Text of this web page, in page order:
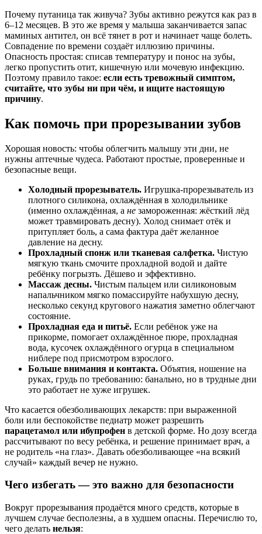
Почему путаница так живуча? Зубы активно режутся как раз в
6–12 месяцев. В это же время у малыша заканчивается запас
маминых антител, он всё тянет в рот и начинает чаще болеть.
Совпадение по времени создаёт иллюзию причины.
Опасность простая: списав температуру и понос на зубы,
легко пропустить отит, кишечную или мочевую инфекцию.
Поэтому правило такое: если есть тревожный симптом,
считайте, что зубы ни при чём, и ищите настоящую
причину.
Как помочь при прорезывании зубов
Хорошая новость: чтобы облегчить малышу эти дни, не
нужны аптечные чудеса. Работают простые, проверенные и
безопасные вещи.
Холодный прорезыватель. Игрушка-прорезыватель из
плотного силикона, охлаждённая в холодильнике
(именно охлаждённая, а не замороженная: жёсткий лёд
может травмировать десну). Холод снимает отёк и
притупляет боль, а сама фактура даёт желанное
давление на десну.
Прохладный спонж или тканевая салфетка. Чистую
мягкую ткань смочите прохладной водой и дайте
ребёнку погрызть. Дёшево и эффективно.
Массаж десны. Чистым пальцем или силиконовым
напальчником мягко помассируйте набухшую десну,
несколько секунд кругового нажатия заметно облегчают
состояние.
Прохладная еда и питьё. Если ребёнок уже на
прикорме, помогает охлаждённое пюре, прохладная
вода, кусочек охлаждённого огурца в специальном
ниблере под присмотром взрослого.
Больше внимания и контакта. Объятия, ношение на
руках, грудь по требованию: банально, но в трудные дни
это работает не хуже игрушек.
Что касается обезболивающих лекарств: при выраженной
боли или беспокойстве педиатр может разрешить
парацетамол или ибупрофен в детской форме. Но дозу всегда
рассчитывают по весу ребёнка, и решение принимает врач, а
не родитель «на глаз». Давать обезболивающее «на всякий
случай» каждый вечер не нужно.
Чего избегать — это важно для безопасности
Вокруг прорезывания продаётся много средств, которые в
лучшем случае бесполезны, а в худшем опасны. Перечислю то,
чего делать нельзя: